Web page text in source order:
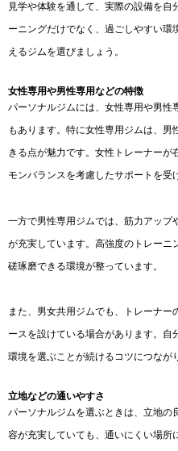
見学や体験を通して、実際の設備を
ーニングだけでなく、過ごしやすい環
えるジムを選びましょう。
女性専用や男性専用などの特徴
パーソナルジムには、女性専用や男性
もあります。特に女性専用ジムは、
きる点が魅力です。女性トレーナー
モンバランスを考慮したサポートを受
一方で男性専用ジムでは、筋力アップ
が充実しています。高強度のトレーニ
磋琢磨できる環境が整っています。
また、男女共用ジムでも、トレーナ
ースを設けている場合があります。
環境を選ぶことが続けるコツにつなが
立地などの通いやすさ
パーソナルジムを選ぶときは、立地の
容が充実していても、通いにくい場所